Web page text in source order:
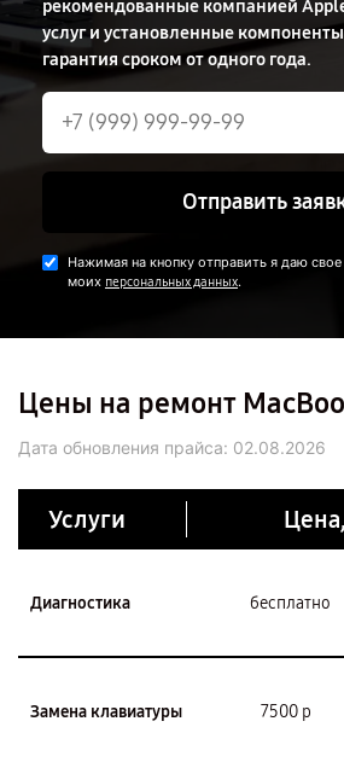
рекомендованные компанией
услуг и установленные
гарантия сроком от одного года.
Отправить
Нажимая на кнопку отправить я даю свое
моих персональных данных.
Цены на ремонт
Дата обновления прайса: 02.08.2026
Услуги
Диагностика бесплатно
Замена клавиатуры 7500 р